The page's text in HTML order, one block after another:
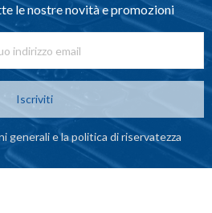
le nostre novità e promozioni
Iscriviti
generali e la politica di riservatezza